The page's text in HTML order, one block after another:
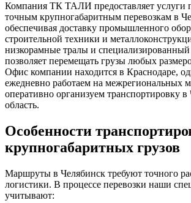
Компания ТК ТАЛИ предоставляет услуги
точным крупногабаритным перевозкам в
обеспечивая доставку промышленного
строительной техники и
низкорамные тралы и специализированный
позволяет перемещать грузы любых
Офис компании находится в Краснодаре,
ежедневно работаем на межрегиональных
оперативно организуем транспортировку
область.
Особенности
крупногабаритных грузов
Маршруты в Челябинск требуют точного
логистики. В процессе перевозки наши
учитывают: